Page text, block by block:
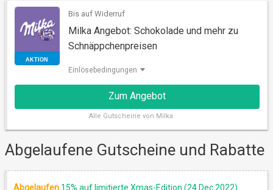
Bis auf Widerruf
Milka Angebot: Schokolade und mehr zu
Schnäppchenpreisen
Einlösebedingungen
Zum Angebot
Alle Gutscheine von Milka
Abgelaufene Gutscheine und Rabatte
Abgelaufen 15% auf limitierte Xmas-Edition (24 Dec 2022)